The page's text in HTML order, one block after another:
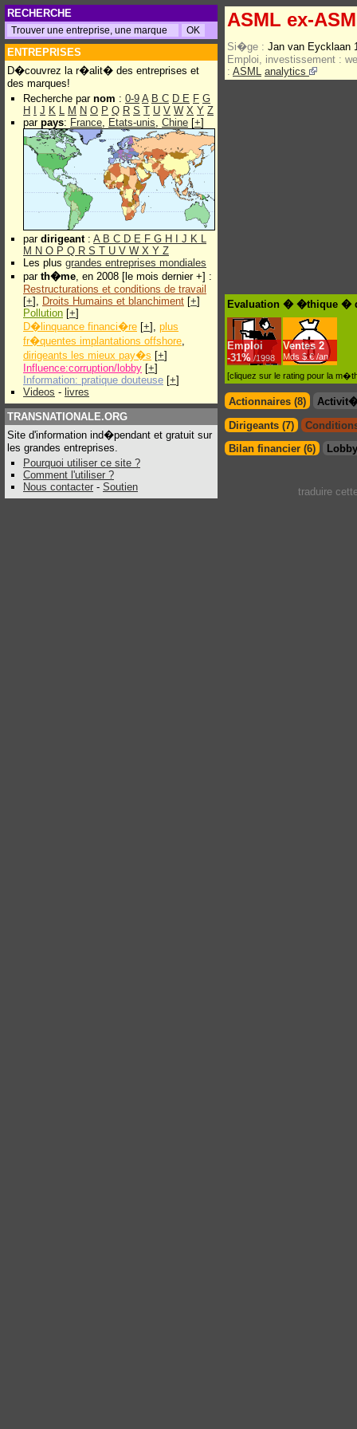
RECHERCHE
ENTREPRISES
D�couvrez la r�alit� des entreprises et
des marques!
Recherche par nom : 0-9 A B C D E F G
H
J K L M N O P Q R S T U V W X Y Z
par pays: France, Etats-unis, Chine [+]
par dirigeant: A B C D E F G H J K L
M N O P Q R S T U V W X Y Z
Les plus grandes entreprises mondiales
par th�me, en 2008 [le mois dernier +] :
Restructurations et conditions de travail
[+], Droits Humains et blanchiment [+]
Pollution [+]
D�linquance financi�re [+], plus
fr�quentes implantations offshore,
dirigeants les mieux pay�s [+]
Influence:corruption/lobby [+]
Information: pratique douteuse [+]
Videos - livres
TRANSNATIONALE.ORG
Site d'information ind�pendant et gratuit sur
les grandes entreprises.
Pourquoi utiliser ce site ?
Comment l'utiliser ?
Nous contacter - Soutien
ASML ex-
Si�ge : Jan van Eycklaan
Emploi, investissement :
: ASML analytics
Evaluation � �thique �
Emploi
-31% /1998
Ventes 2
Mds $.€ /an
[cliquez sur le rating pour la
Actionnaires (8)
Dirigeants (7)
Bilan financier (6)
traduire